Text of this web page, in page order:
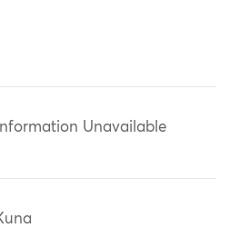
Information Unavailable